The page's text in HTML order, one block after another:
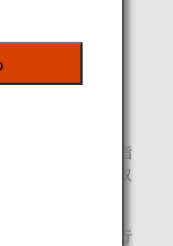
れ
、両手の人指し指
指紋情報を読み取
顔写真の撮影を行